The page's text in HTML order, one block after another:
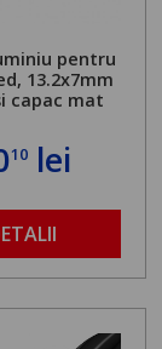
pentru
13.2x7mm
capac mat
10 lei